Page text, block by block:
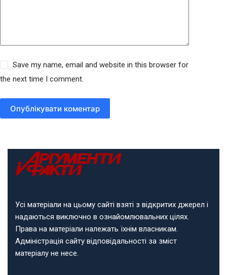
Save my name, email and website in this browser for
the next time I comment.
Опублікувати коментар
Усі матеріали на цьому сайті взяті з відкритих джерел і
надаються виключно в ознайомлювальних цілях.
Права на матеріали належать їхнім власникам.
Адміністрація сайту відповідальності за зміст
матеріалу не несе.